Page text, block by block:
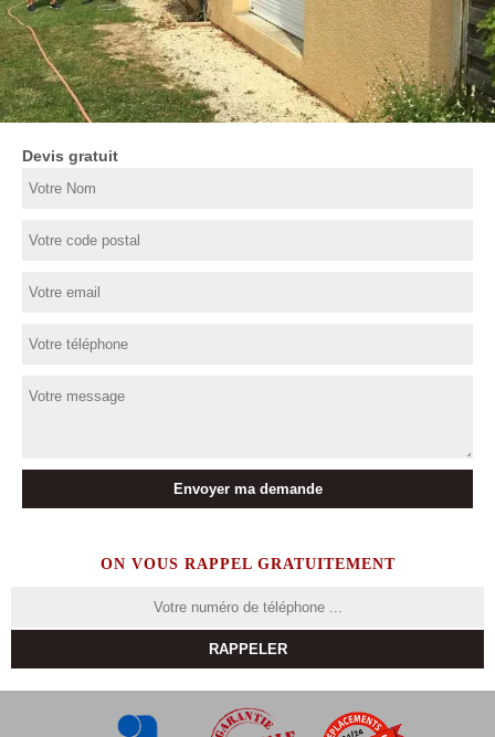
Devis gratuit
ON VOUS RAPPEL GRATUITEMENT